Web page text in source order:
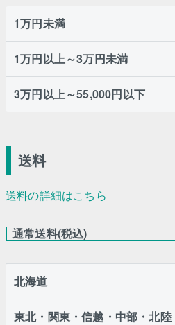
1万円未満
1万円以上～3万円未満
3万円以上～55,000円以下
送料
送料の詳細はこちら
通常送料(税込)
北海道
東北・関東・信越・中部・北陸